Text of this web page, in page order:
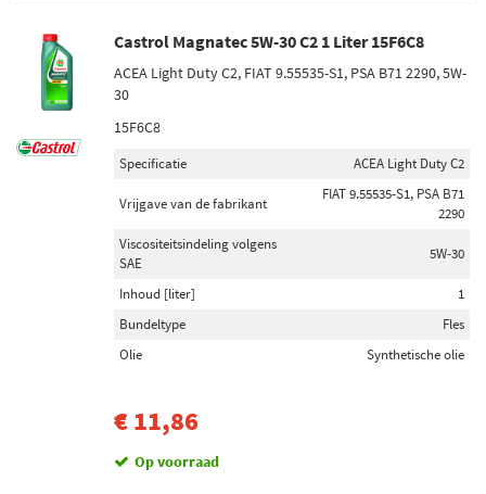
Castrol Magnatec 5W-30 C2 1 Liter 15F6C8
ACEA Light Duty C2, FIAT 9.55535-S1, PSA B71 2290, 5W-
30
15F6C8
Specificatie ACEA Light Duty C2
Vrijgave van de fabrikant
FIAT 9.55535-S1, PSA B71
2290
Viscositeitsindeling volgens
SAE
5W-30
Inhoud [liter]
1
Bundeltype
Fles
Olie
Synthetische olie
€ 11,86
Op voorraad